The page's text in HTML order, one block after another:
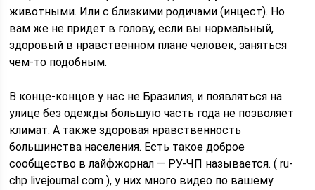
животными. Или с близкими родичами (инцест). Но
вам же не придет в голову, если вы нормальный,
здоровый в нравственном плане человек, заняться
чем-то подобным.
В конце-концов у нас не Бразилия, и появляться на
улице без одежды большую часть года не позволяет
климат. А также здоровая нравственность
большинства населения. Есть такое доброе
сообщество в лайфжорнал — РУ-ЧП называется. ( ru-
chp livejournal com ), у них много видео по вашему